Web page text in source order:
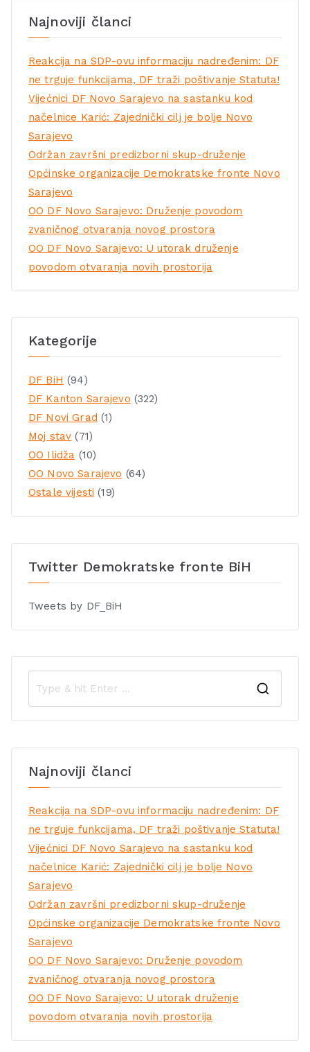
Najnoviji članci
Reakcija na SDP-ovu informaciju nadređenim: DF
ne trguje funkcijama, DF traži poštivanje Statuta!
Vijećnici DF Novo Sarajevo na sastanku kod
načelnice Karić: Zajednički cilj je bolje Novo
Sarajevo
Održan završni predizborni skup-druženje
Općinske organizacije Demokratske fronte Novo
Sarajevo
OO DF Novo Sarajevo: Druženje povodom
zvaničnog otvaranja novog prostora
OO DF Novo Sarajevo: U utorak druženje
povodom otvaranja novih prostorija
Kategorije
DF BiH (94)
DF Kanton Sarajevo (322)
DF Novi Grad (1)
Moj stav (71)
OO Ilidža (10)
OO Novo Sarajevo (64)
Ostale vijesti (19)
Twitter Demokratske fronte BiH
Tweets by DF_BiH
Najnoviji članci
Reakcija na SDP-ovu informaciju nadređenim: DF
ne trguje funkcijama, DF traži poštivanje Statuta!
Vijećnici DF Novo Sarajevo na sastanku kod
načelnice Karić: Zajednički cilj je bolje Novo
Sarajevo
Održan završni predizborni skup-druženje
Općinske organizacije Demokratske fronte Novo
Sarajevo
OO DF Novo Sarajevo: Druženje povodom
zvaničnog otvaranja novog prostora
OO DF Novo Sarajevo: U utorak druženje
povodom otvaranja novih prostorija